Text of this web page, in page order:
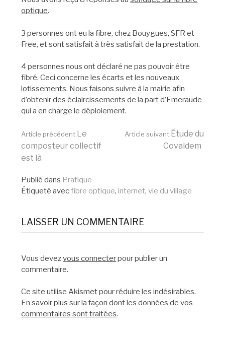
optique.
3 personnes ont eu la fibre, chez Bouygues, SFR et
Free, et sont satisfait à très satisfait de la prestation.
4 personnes nous ont déclaré ne pas pouvoir être
fibré. Ceci concerne les écarts et les nouveaux
lotissements. Nous faisons suivre à la mairie afin
d’obtenir des éclaircissements de la part d’Emeraude
qui a en charge le déploiement.
Lire
la
Article précédent Le
composteur collectif
est là
Article suivantÉtude du
Covaldem
Publié dans Pratique
Étiqueté avecfibre optique,internet,vie du village
LAISSER UN COMMENTAIRE
Vous devezvous connecterpour publier un
commentaire.
Ce site utilise Akismet pour réduire les indésirables.
En savoir plus sur la façon dont les données de vos
commentaires sont traitées.